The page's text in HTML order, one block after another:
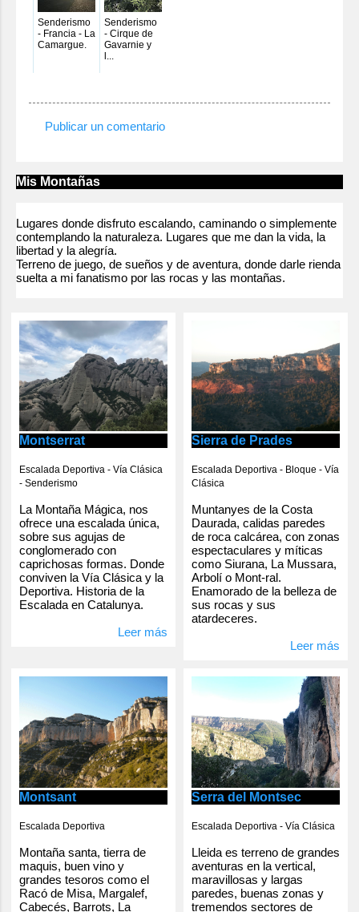
Senderismo
- Francia - La
Camargue.
Senderismo
- Cirque de
Gavarnie y
l...
C
m
n
t
a
o
s
Publicar un comentario
Mis Montañas
Lugares donde disfruto escalando, caminando o simplemente
contemplando la naturaleza. Lugares que me dan la vida, la
libertad y la alegría.
Terreno de juego, de sueños y de aventura, donde darle rienda
suelta a mi fanatismo por las rocas y las montañas.
Montserrat
Escalada Deportiva - Vía Clásica
- Senderismo
La Montaña Mágica, nos
ofrece una escalada única,
sobre sus agujas de
conglomerado con
caprichosas formas. Donde
conviven la Vía Clásica y la
Deportiva. Historia de la
Escalada en Catalunya.
Leer más
Sierra de Prades
Escalada Deportiva - Bloque - Vía
Clásica
Muntanyes de la Costa
Daurada, calidas paredes
de roca calcárea, con zonas
espectaculares y míticas
como Siurana, La Mussara,
Arbolí o Mont-ral.
Enamorado de la belleza de
sus rocas y sus
atardeceres.
Leer más
Montsant
Escalada Deportiva
Montaña santa, tierra de
maquis, buen vino y
grandes tesoros como el
Racó de Misa, Margalef,
Cabecés, Barrots, La
Serra del Montsec
Escalada Deportiva - Vía Clásica
Lleida es terreno de grandes
aventuras en la vertical,
maravillosas y largas
paredes, buenas zonas y
tremendos sectores de